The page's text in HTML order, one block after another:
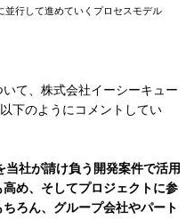
行して進めていくプロセスモデル
て、株式会社イーシーキュー
下のようにコメントしてい
当社が請け負う開発案件で活用
め、そしてプロジェクトに参
ろん、グループ会社やパート